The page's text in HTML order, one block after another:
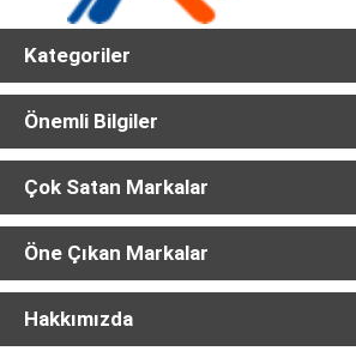
Kategoriler
Önemli Bilgiler
Çok Satan Markalar
Öne Çıkan Markalar
Hakkımızda